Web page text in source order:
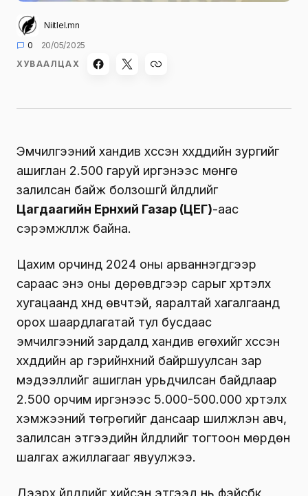
Niitlel.mn
0
20/05/2025
ХУВААЛЦАХ
Эмчилгээний хандив хүссэн хүүхдүүдийн зургийг
ашиглан 2.500 гаруй иргэнээс мөнгө
залилсан байж болзошгүй үйлдлийг
Цагдаагийн Ерөнхий Газар (ЦЕГ)-аас
сэрэмжлүүлж байна.
Цахим орчинд 2024 оны арваннэгдүгээр
сараас энэ оны дөрөвдүгээр сарыг хүртэлх
хугацаанд хүнд өвчтэй, яаралтай хагалгаанд
орох шаардлагатай тул бусдаас
эмчилгээний зардалд хандив өгөхийг хүссэн
хүүхдүүдийн ар гэрийнхний байршуулсан зар
мэдээллийг ашиглан урьдчилсан байдлаар
2.500 орчим иргэнээс 5.000-500.000 хүртэлх
хэмжээний төгрөгийг дансаар шилжүүлэн авч,
залилсан этгээдийн үйлдлийг тогтоон мөрдөн
шалгах ажиллагааг явуулжээ.
Дээрх үйлдлийг хийсэн этгээд нь фэйсбүүк